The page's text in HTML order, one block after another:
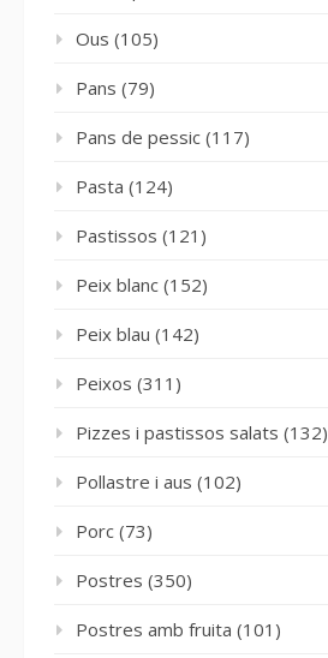
Ous (105)
Pans (79)
Pans de pessic (117)
Pasta (124)
Pastissos (121)
Peix blanc (152)
Peix blau (142)
Peixos (311)
Pizzes i pastissos salats (132)
Pollastre i aus (102)
Porc (73)
Postres (350)
Postres amb fruita (101)